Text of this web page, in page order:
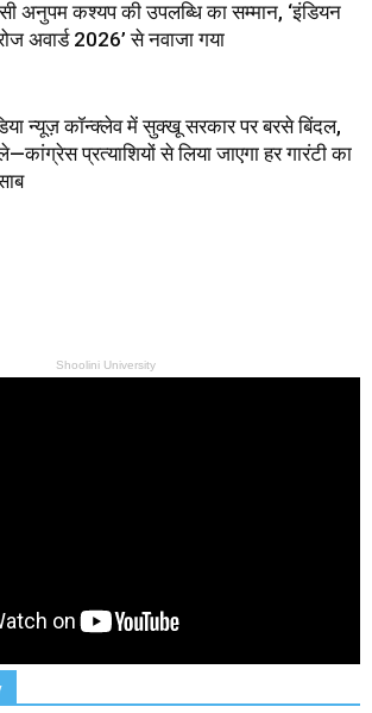
अनुपम कश्यप की उपलब्धि का सम्मान, ‘इंडियन
अवार्ड 2026’ से नवाजा गया
न्यूज़ कॉन्क्लेव में सुक्खू सरकार पर बरसे बिंदल,
प्रत्याशियों से लिया जाएगा हर गारंटी का
Shoolini University